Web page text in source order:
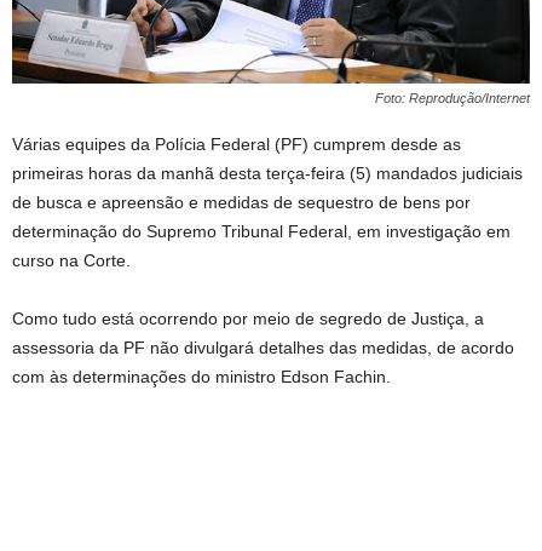
Foto: Reprodução/Internet
Várias equipes da Polícia Federal (PF) cumprem desde as
primeiras horas da manhã desta terça-feira (5) mandados judiciais
de busca e apreensão e medidas de sequestro de bens por
determinação do Supremo Tribunal Federal, em investigação em
curso na Corte.
Como tudo está ocorrendo por meio de segredo de Justiça, a
assessoria da PF não divulgará detalhes das medidas, de acordo
com às determinações do ministro Edson Fachin.